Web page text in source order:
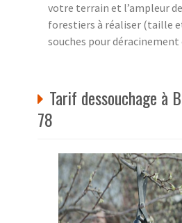
votre terrain et l’ampleur
forestiers à réaliser (taille
souches pour
Tarif dessouchage à
78